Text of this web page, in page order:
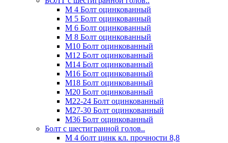
М 4 Болт оцинкованный
М 5 Болт оцинкованный
М 6 Болт оцинкованный
М 8 Болт оцинкованный
М10 Болт оцинкованный
М12 Болт оцинкованный
М14 Болт оцинкованный
М16 Болт оцинкованный
М18 Болт оцинкованный
М20 Болт оцинкованный
М22-24 Болт оцинкованный
М27-30 Болт оцинкованный
М36 Болт оцинкованный
Болт с шестигранной голов..
М 4 болт цинк кл. прочности 8,8